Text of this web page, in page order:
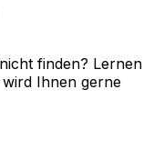
finden? Lernen
Ihnen gerne